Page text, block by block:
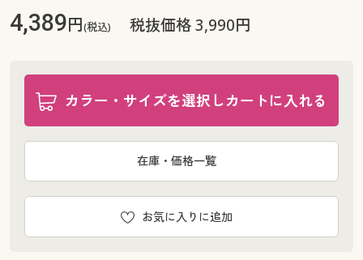
4,389円(税込) 税抜価格 3,990円
カラー・サイズを選択しカートに入れる
お気に入りに追加
在庫・価格一覧